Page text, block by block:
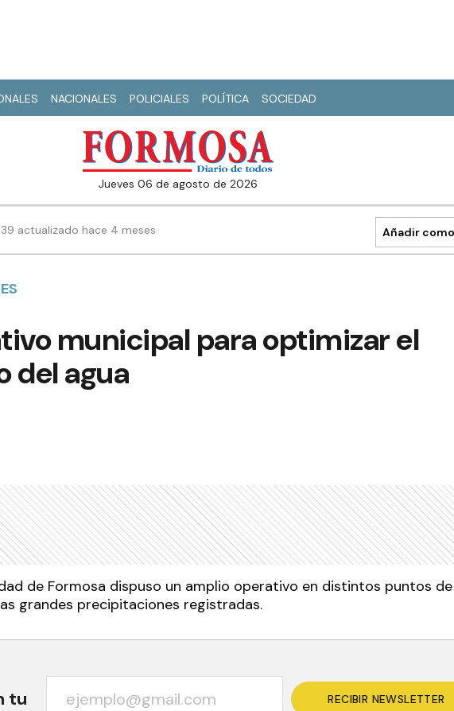
NACIONALES POLICIALES POLÍTICA SOCIEDAD
jueves 06 de agosto de 2026
actualizado hace 4 meses Añadir
municipal para optimizar el
del agua
de Formosa dispuso un amplio operativo en distintos puntos
grandes precipitaciones registradas.
tu RECIBIR NEWSLETTER